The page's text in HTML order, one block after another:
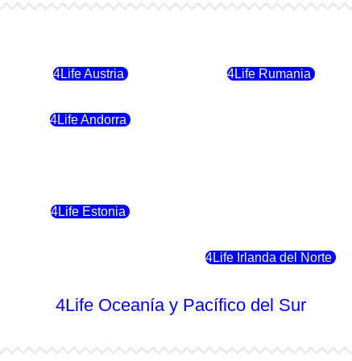
4Life Austria 4Life Rumania
4Life Andorra
4Life Estonia
4Life Irlanda del Norte
4Life Oceanía y Pacífico del Sur